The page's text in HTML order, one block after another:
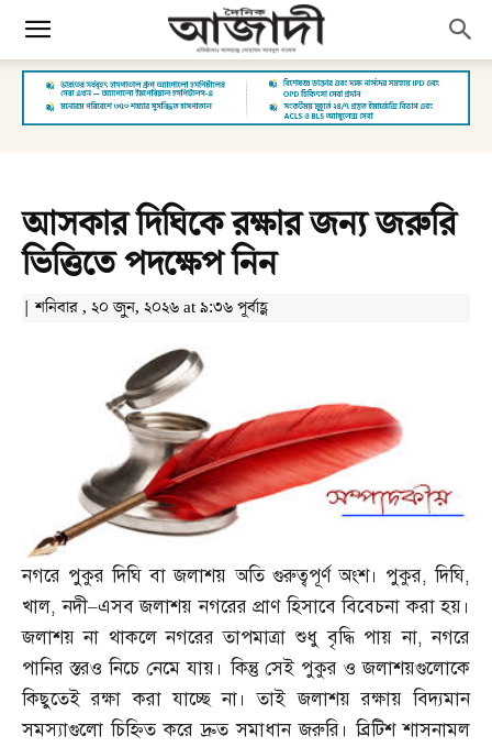
আসকার দিঘিকে রক্ষার জন্য জরুরি
ভিত্তিতে পদক্ষেপ নিন
| শনিবার , ২০ জুন, ২০২৬ at ৯:৩৬ পূর্বাহ্ণ
নগরে পুকুর দিঘি বা জলাশয় অতি গুরুত্বপূর্ণ অংশ। পুকুর,দিঘি,
খাল,নদী–এসব জলাশয় নগরের প্রাণ হিসাবে বিবেচনা করা হয়।
জলাশয় না থাকলে নগরের তাপমাত্রা শুধু বৃদ্ধি পায় না,নগরে
পানির স্তরও নিচে নেমে যায়। কিন্তু সেই পুকুর ও জলাশয়গুলোকে
কিছুতেই রক্ষা করা যাচ্ছে না। তাই জলাশয় রক্ষায় বিদ্যমান
সমস্যাগুলো চিহ্নিত করে দ্রুত সমাধান জরুরি। ব্রিটিশ শাসনামল